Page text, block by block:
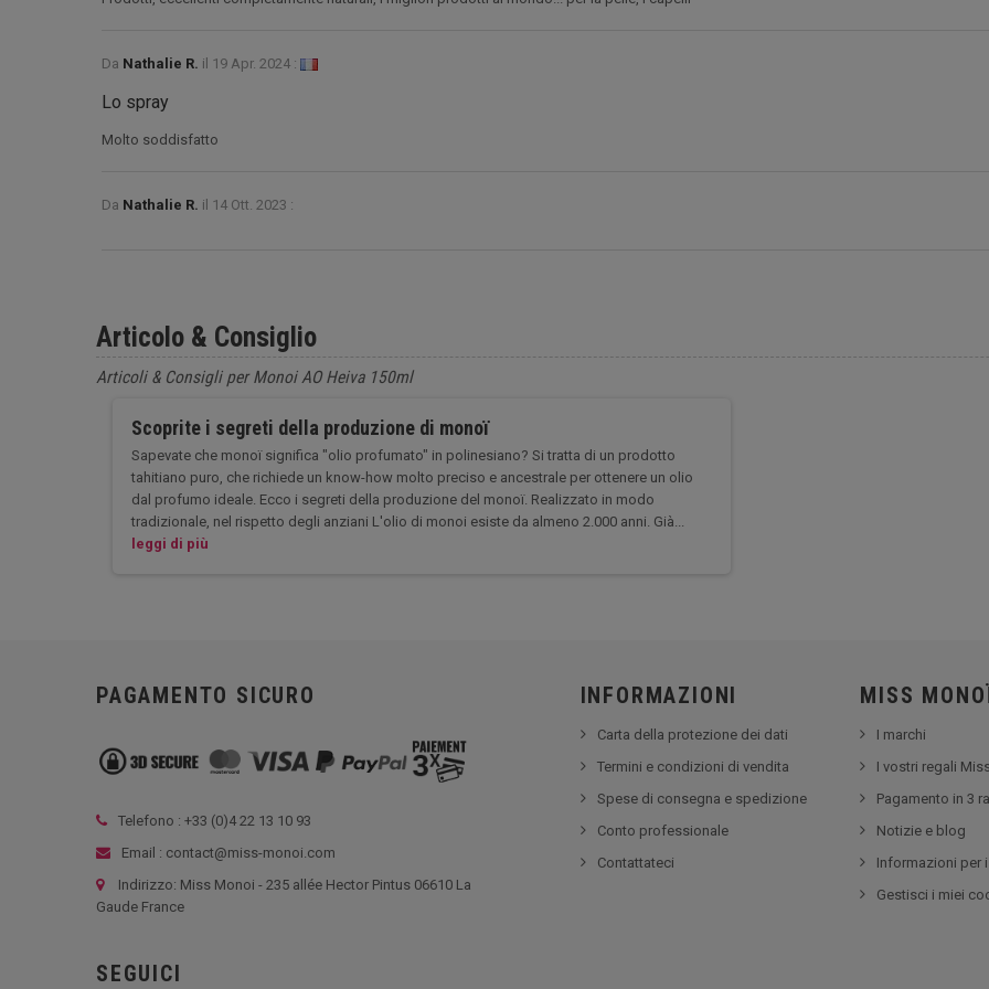
Da Nathalie R. il 19 Apr. 2024 :
Lo spray
Molto soddisfatto
Da Nathalie R. il 14 Ott. 2023 :
Articolo & Consiglio
Articoli & Consigli per Monoi AO Heiva 150ml
Scoprite i segreti della produzione di monoï
Sapevate che monoï significa "olio profumato" in polinesiano? Si tratta di un prodotto
tahitiano puro, che richiede un know-how molto preciso e ancestrale per ottenere un olio
dal profumo ideale. Ecco i segreti della produzione del monoï. Realizzato in modo
tradizionale, nel rispetto degli anziani L'olio di monoi esiste da almeno 2.000 anni. Già...
leggi di più
PAGAMENTO SICURO
Telefono : +33 (0)4 22 13 10 93
Email : contact@miss-monoi.com
Indirizzo: Miss Monoi - 235 allée Hector Pintus 06610 La
Gaude France
SEGUICI
INFORMAZIONI
Carta della protezione dei dati
Termini e condizioni di vendita
Spese di consegna e spedizione
Conto professionale
Contattateci
MISS
I marchi
I vostri regali
Pagamento in 3
Notizie e blog
Informazioni per
Gestisci i miei